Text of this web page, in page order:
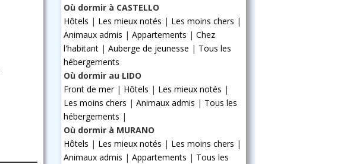
Où dormir à CASTELLO
Hôtels | Les mieux notés | Les moins chers |
Animaux admis | Appartements | Chez
l'habitant| Auberge de jeunesse | Tous les
hébergements
Où dormir au LIDO
Front de mer| Hôtels | Les mieux notés |
Les moins chers | Animaux admis | Tous les
hébergements |
Où dormir à MURANO
Hôtels | Les mieux notés | Les moins chers |
Animaux admis | Appartements | Tous les